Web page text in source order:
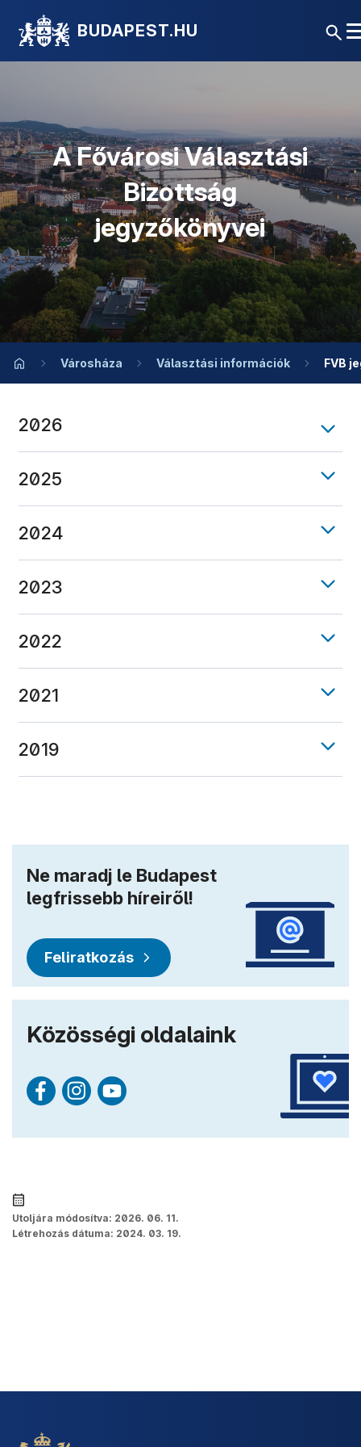
BUDAPEST.HU
A Fővárosi Választási
Bizottság
jegyzőkönyvei
Városháza Választási információk FVB
2026
2025
2024
2023
2022
2021
2019
Ne maradj le Budapest
legfrissebb híreiről!
Feliratkozás
Közösségi oldalaink
Utoljára módosítva: 2026. 06. 11.
Létrehozás dátuma: 2024. 03. 19.